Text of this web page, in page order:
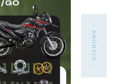
- ANÚNCIO -